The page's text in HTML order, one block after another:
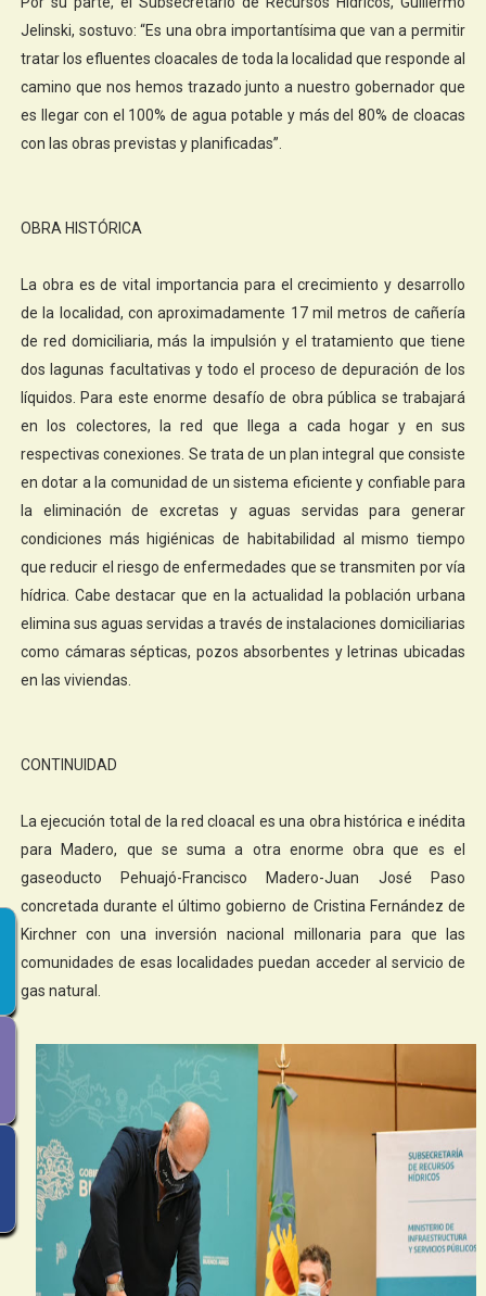
Jelinski, sostuvo: “Es una obra importantísima que van a permitir
tratar los efluentes cloacales de toda la localidad que responde al
camino que nos hemos trazado junto a nuestro gobernador que
es llegar con el 100% de agua potable y más del 80% de cloacas
con las obras previstas y planificadas”.
OBRA HISTÓRICA
La obra es de vital importancia para el crecimiento y desarrollo
de la localidad, con aproximadamente 17 mil metros de cañería
de red domiciliaria, más la impulsión y el tratamiento que tiene
dos lagunas facultativas y todo el proceso de depuración de los
líquidos. Para este enorme desafío de obra pública se trabajará
en los colectores, la red que llega a cada hogar y en sus
respectivas conexiones. Se trata de un plan integral que consiste
en dotar a la comunidad de un sistema eficiente y confiable para
la eliminación de excretas y aguas servidas para generar
condiciones más higiénicas de habitabilidad al mismo tiempo
que reducir el riesgo de enfermedades que se transmiten por vía
hídrica. Cabe destacar que en la actualidad la población urbana
elimina sus aguas servidas a través de instalaciones domiciliarias
como cámaras sépticas, pozos absorbentes y letrinas ubicadas
en las viviendas.
CONTINUIDAD
La ejecución total de la red cloacal es una obra histórica e inédita
para Madero, que se suma a otra enorme obra que es el
gaseoducto Pehuajó-Francisco Madero-Juan José Paso
concretada durante el último gobierno de Cristina Fernández de
Kirchner con una inversión nacional millonaria para que las
comunidades de esas localidades puedan acceder al servicio de
gas natural.